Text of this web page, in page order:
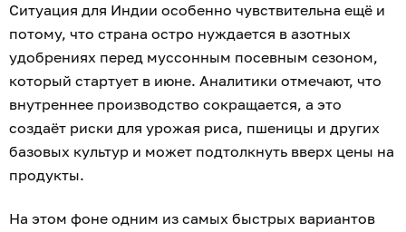
Ситуация для Индии особенно чувствительна ещё и
потому, что страна остро нуждается в азотных
удобрениях перед муссонным посевным сезоном,
который стартует в июне. Аналитики отмечают, что
внутреннее производство сокращается, а это
создаёт риски для урожая риса, пшеницы и других
базовых культур и может подтолкнуть вверх цены на
продукты.
На этом фоне одним из самых быстрых вариантов